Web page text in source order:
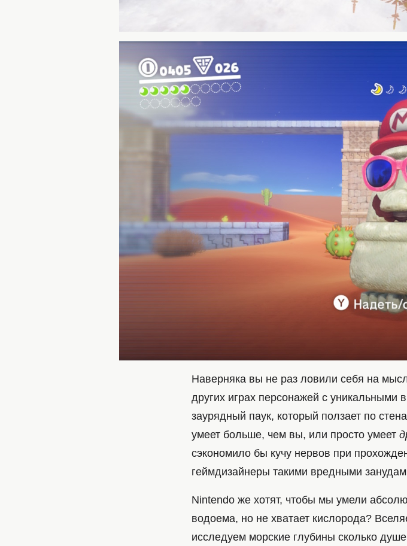
Наверняка вы не раз ловили себя на
других играх персонажей с уникальными
заурядный паук, который ползает по
умеет больше, чем вы, или просто умеет
сэкономило бы кучу нервов при
геймдизайнеры такими вредными
Nintendo же хотят, чтобы мы умели
водоема, но не хватает кислорода?
исследуем морские глубины сколько